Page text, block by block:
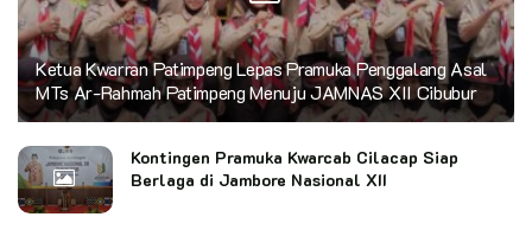
Ketua Kwarran Patimpeng Lepas Pramuka Penggalang Asal
MTs Ar-Rahmah Patimpeng Menuju JAMNAS XII Cibubur
Kontingen Pramuka Kwarcab Cilacap Siap
Berlaga di Jambore Nasional XII